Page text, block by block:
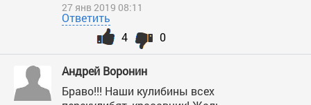
27 янв 2019 08:11
Ответить
0
4
Андрей Воронин
Браво!!! Наши кулибины всех